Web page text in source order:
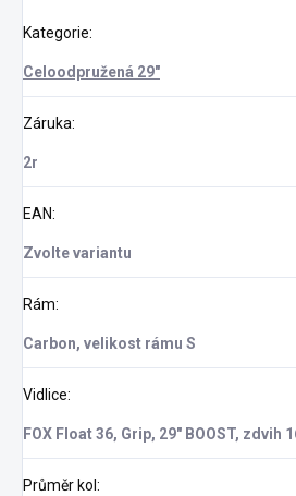
Kategorie:
Celoodpružená 29"
Záruka:
2r
EAN:
Zvolte variantu
Rám:
Carbon, velikost rámu S
Vidlice:
FOX Float 36, Grip, 29" BOOST, zdvih
Průměr kol :